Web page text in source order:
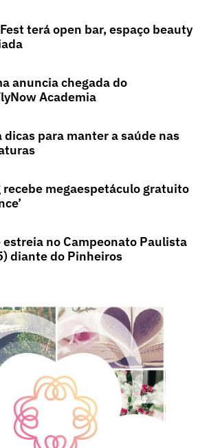
terá open bar, espaço beauty
anuncia chegada do
Academia
dicas para manter a saúde nas
recebe megaespetáculo gratuito
estreia no Campeonato Paulista
diante do Pinheiros